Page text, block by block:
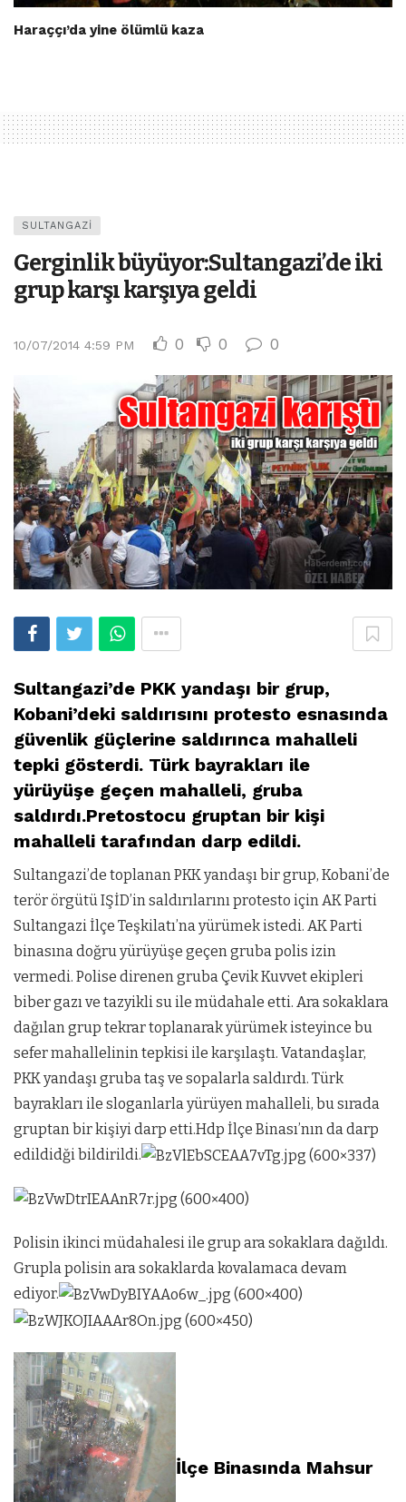
Haraççı’da yine ölümlü kaza
SULTANGAZI
Gerginlik büyüyor:Sultangazi’de iki
grup karşı karşıya geldi
10/07/2014 4:59 PM 0 0 0
Sultangazi’de PKK yandaşı bir grup,
Kobani’deki saldırısını protesto esnasında
güvenlik güçlerine saldırınca mahalleli
tepki gösterdi. Türk bayrakları ile
yürüyüşe geçen mahalleli, gruba
saldırdı.Pretostocu gruptan bir kişi
mahalleli tarafından darp edildi.
Sultangazi’de toplanan PKK yandaşı bir grup, Kobani’de
terör örgütü IŞİD’in saldırılarını protesto için AK Parti
Sultangazi İlçe Teşkilatı’na yürümek istedi. AK Parti
binasına doğru yürüyüşe geçen gruba polis izin
vermedi. Polise direnen gruba Çevik Kuvvet ekipleri
biber gazı ve tazyikli su ile müdahale etti. Ara sokaklara
dağılan grup tekrar toplanarak yürümek isteyince bu
sefer mahallelinin tepkisi ile karşılaştı. Vatandaşlar,
PKK yandaşı gruba taş ve sopalarla saldırdı. Türk
bayrakları ile sloganlarla yürüyen mahalleli, bu sırada
gruptan bir kişiyi darp etti.Hdp İlçe Binası’nın da darp
edildidği bildirildi.
Polisin ikinci müdahalesi ile grup ara sokaklara dağıldı.
Grupla polisin ara sokaklarda kovalamaca devam
ediyor.
İlçe Binasında Mahsur